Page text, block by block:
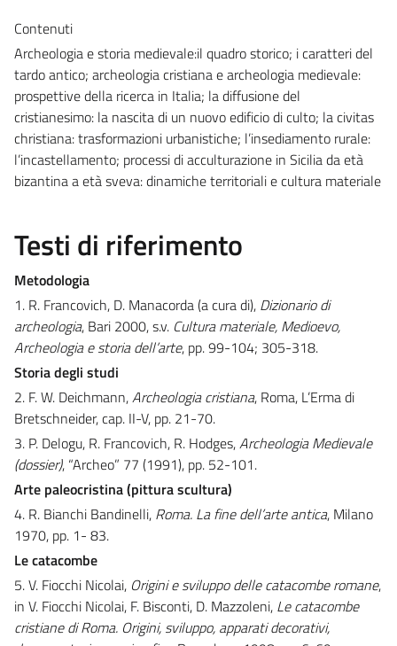
Contenuti
Archeologia e storia medievale:il quadro storico; i caratteri del
tardo antico; archeologia cristiana e archeologia medievale:
prospettive della ricerca in Italia; la diffusione del
cristianesimo: la nascita di un nuovo edificio di culto; la civitas
christiana: trasformazioni urbanistiche; l’insediamento rurale:
l’incastellamento; processi di acculturazione in Sicilia da età
bizantina a età sveva: dinamiche territoriali e cultura materiale
Testi di riferimento
Metodologia
1. R. Francovich, D. Manacorda (a cura di), Dizionario di
archeologia, Bari 2000, s.v. Cultura materiale, Medioevo,
Archeologia e storia dell’arte, pp. 99-104; 305-318.
Storia degli studi
2. F. W. Deichmann,Archeologia cristiana, Roma, L’Erma di
Bretschneider, cap. II-V, pp. 21-70.
3. P. Delogu, R. Francovich, R. Hodges,Archeologia Medievale
(dossier), “Archeo” 77 (1991), pp. 52-101.
Arte paleocristina (pittura scultura)
4. R. Bianchi Bandinelli, Roma. La fine dell’arte antica, Milano
1970, pp. 1- 83.
Le catacombe
5. V. Fiocchi Nicolai, Origini e sviluppo delle catacombe romane,
in V. Fiocchi Nicolai, F. Bisconti, D. Mazzoleni, Le catacombe
cristiane di Roma. Origini, sviluppo, apparati decorativi,